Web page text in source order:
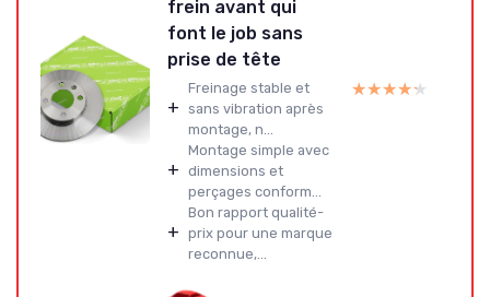
frein avant qui
font le job sans
prise de tête
+
Freinage stable et
sans vibration après
montage, n...
+
Montage simple avec
dimensions et
perçages conform...
+
Bon rapport qualité-
prix pour une marque
reconnue,...
★★★★★
★★★★★